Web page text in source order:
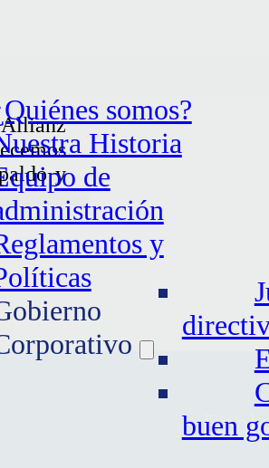
y
somos?
Historia
de
y
buen